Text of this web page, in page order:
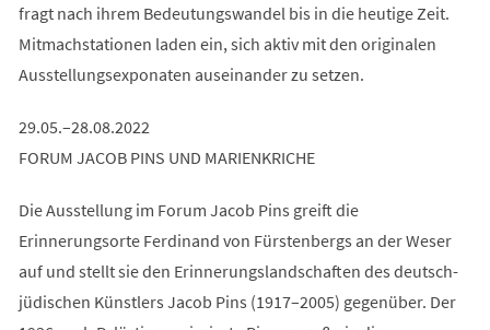
fragt nach ihrem Bedeutungswandel bis in die heutige Zeit.
Mitmachstationen laden ein, sich aktiv mit den originalen
Ausstellungsexponaten auseinander zu setzen.
29.05.–28.08.2022
FORUM JACOB PINS UND MARIENKRICHE
Die Ausstellung im Forum Jacob Pins greift die
Erinnerungsorte Ferdinand von Fürstenbergs an der Weser
auf und stellt sie den Erinnerungslandschaften des deutsch-
jüdischen Künstlers Jacob Pins (1917–2005) gegenüber. Der